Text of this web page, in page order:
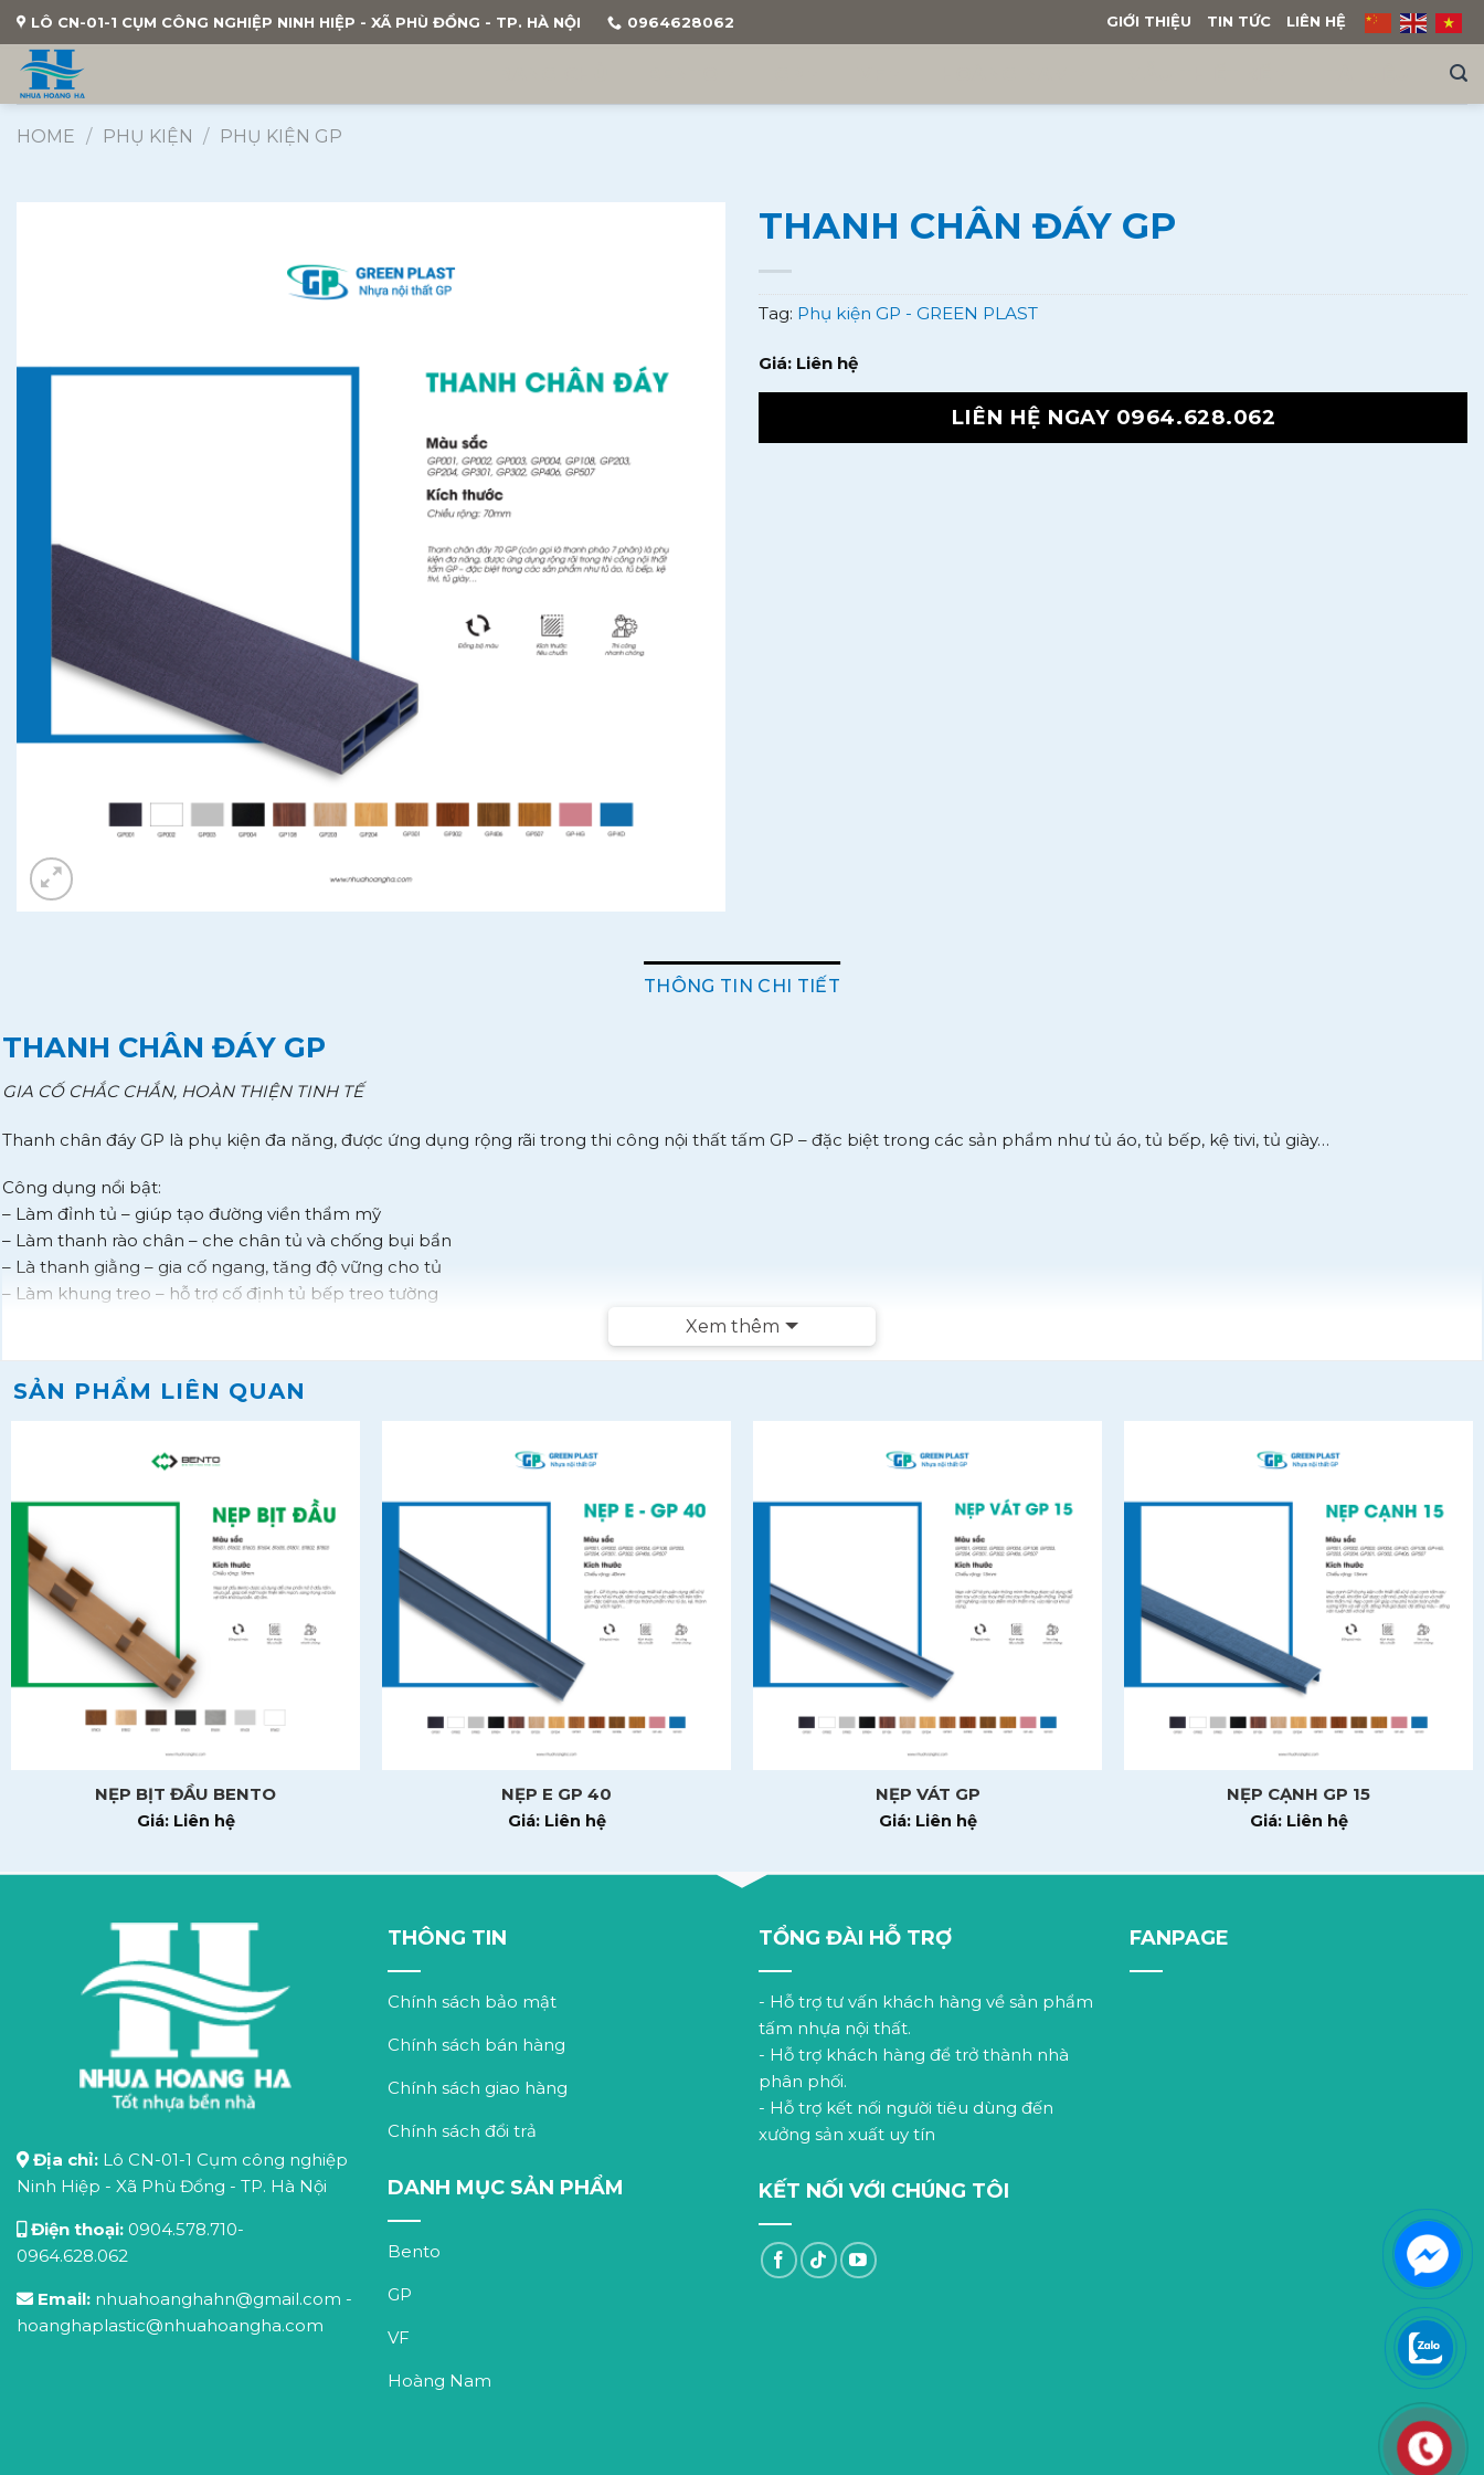
Skip
to
content
LÔ CN-01-1 CỤM CÔNG NGHIỆP NINH HIỆP - XÃ PHÙ ĐỔNG - TP. HÀ NỘI 0964628062 GIỚI THIỆU TIN TỨC LIÊN HỆ
HOME / PHỤ KIỆN / PHỤ KIỆN GP
THANH CHÂN ĐÁY GP
Tag: Phụ kiện GP - GREEN PLAST
Giá: Liên hệ
LIÊN HỆ NGAY 0964.628.062
THÔNG TIN CHI TIẾT
THANH CHÂN ĐÁY GP
GIA CỐ CHẮC CHẮN, HOÀN THIỆN TINH TẾ
Thanh chân đáy GP là phụ kiện đa năng, được ứng dụng rộng rãi trong thi công nội thất tấm GP – đặc biệt trong các sản phẩm như tủ áo, tủ bếp, kệ tivi, tủ giày…
Công dụng nổi bật:
– Làm đỉnh tủ – giúp tạo đường viền thẩm mỹ
– Làm thanh rào chân – che chân tủ và chống bụi bẩn
– Là thanh giằng – gia cố ngang, tăng độ vững cho tủ
– Làm khung treo – hỗ trợ cố định tủ bếp treo tường
Dùng ke nhựa chuyên dụng
Bắt vít cố định để liên kết vững chắc giữa thanh và các tấm GP
Căn chỉnh kỹ để đảm bảo sự vuông vắn, thẳng hàng, thẩm mỹ
Ưu điểm:
– Đồng màu – đồng vân với tấm GP
– Chống ẩm, không cong vênh, không mối mọt
– Bền chắc – phù hợp cho tủ đứng, tủ treo, các chi tiết cần chịu lực
Thanh chân đáy GP – Hoàn thiện kết cấu và vẻ đẹp tổng thể cho hệ tủ hiện đại, chắc chắn từ trong ra ngoài.
Xem thêm
SẢN PHẨM LIÊN QUAN
NẸP BỊT ĐẦU BENTO
Giá: Liên hệ
NẸP E GP 40
Giá: Liên hệ
NẸP VÁT GP
Giá: Liên hệ
NẸP CẠNH GP 15
Giá: Liên hệ
Địa chỉ: Lô CN-01-1 Cụm công nghiệp
Ninh Hiệp - Xã Phù Đổng - TP. Hà Nội
Điện thoại: 0904.578.710-
0964.628.062
Email: nhuahoanghahn@gmail.com -
hoanghaplastic@nhuahoangha.com
THÔNG TIN
Chính sách bảo mật
Chính sách bán hàng
Chính sách giao hàng
Chính sách đổi trả
DANH MỤC SẢN PHẨM
Bento
GP
VF
Hoàng Nam
TỔNG ĐÀI HỖ TRỢ
- Hỗ trợ tư vấn khách hàng về sản phẩm
tấm nhựa nội thất.
- Hỗ trợ khách hàng để trở thành nhà
phân phối.
- Hỗ trợ kết nối người tiêu dùng đến
xưởng sản xuất uy tín
KẾT NỐI VỚI CHÚNG TÔI
FANPAGE